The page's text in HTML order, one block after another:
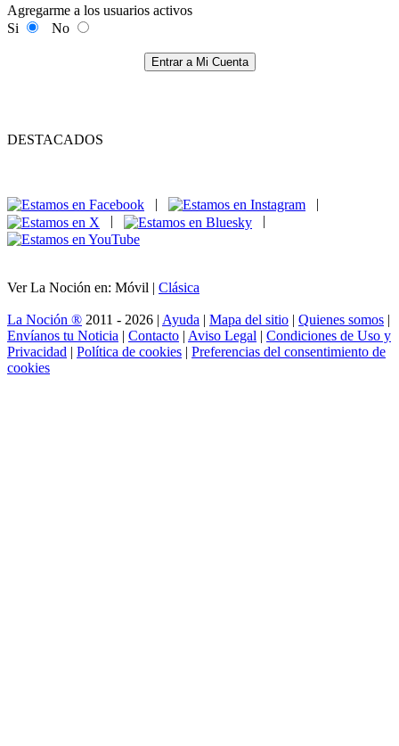
Agregarme a los usuarios activos
Si
No
Entrar a Mi Cuenta
DESTACADOS
|
|
|
|
Ver La Noción en: Móvil | Clásica
La Noción ® 2011 - 2026 | Ayuda | Mapa del sitio | Quienes somos |
Envíanos tu Noticia | Contacto | Aviso Legal | Condiciones de Uso y
Privacidad | Política de cookies | Preferencias del consentimiento de
cookies